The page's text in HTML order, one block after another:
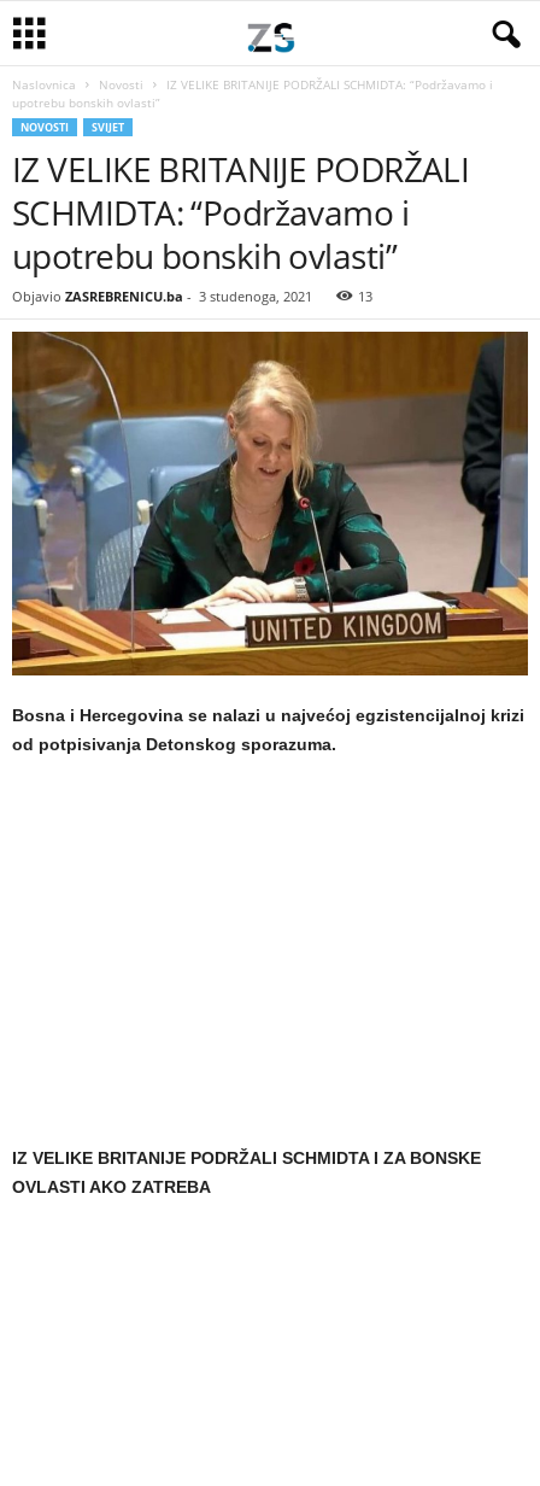
Naslovnica Novosti
IZ VELIKE BRITANIJE PODRŽALI SCHMIDTA: “Podržavamo i
upotrebu bonskih ovlasti”
NOVOSTI SVIJET
IZ VELIKE BRITANIJE PODRŽALI
SCHMIDTA: “Podržavamo i
upotrebu bonskih ovlasti”
Objavio ZASREBRENICU.ba - 3 studenoga, 2021 13
Bosna i Hercegovina se nalazi u najvećoj egzistencijalnoj krizi
od potpisivanja Detonskog sporazuma.
IZ VELIKE BRITANIJE PODRŽALI SCHMIDTA I ZA BONSKE
OVLASTI AKO ZATREBA